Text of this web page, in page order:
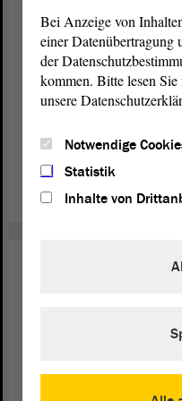
Über Chancen
ChatGPT
Im April- Plenum
Landtags über Chancen
Reden zu verfassen. Dies
weiterlesen
26. Jan.
Bei Anzeige von
einer Datenübertragung
der
kommen. Bitte lesen
unsere
Notwendige
Statistik
Inhalte von